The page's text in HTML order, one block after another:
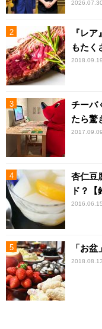
2026.07.30
『レ
もたく
2018.09.19
チーバ
たら驚
2017.09.09
杏仁豆
ド？【
2016.06.15
「お
2018.08.13